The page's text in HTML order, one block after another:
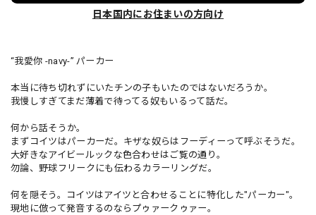
日本国内にお住まいの方向け
“我愛你 -navy-” パーカー
本当に待ち切れずにいたチンの子もいたのではないだろうか。
我慢しすぎてまだ薄着で待ってる奴もいるって話だ。
何から話そうか。
まずコイツはパーカーだ。キザな奴らはフーディーって呼ぶそうだ。
大好きなアイビールックな色合わせはご覧の通り。
勿論、野球フリークにも伝わるカラーリングだ。
何を隠そう。コイツはアイツと合わせることに特化した"パーカー"。
現地に倣って発音するのならプゥァークゥァー。